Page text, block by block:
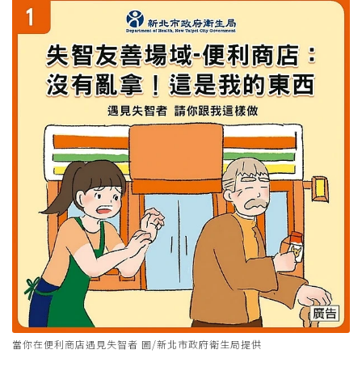
當你在便利商店遇見失智者 圖/新北市政府衛生局提供